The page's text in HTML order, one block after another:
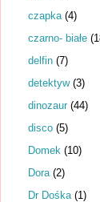
czapka (4)
czarno- białe
delfin (7)
detektyw (3)
dinozaur (44)
disco (5)
Domek (10)
Dora (2)
Dr Dośka (1)